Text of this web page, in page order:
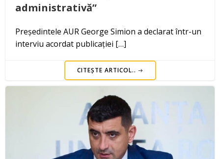
administrativă”
Președintele AUR George Simion a declarat într-un
interviu acordat publicației […]
CITEȘTE ARTICOL..